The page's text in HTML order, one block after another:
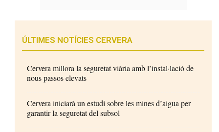
ÚLTIMES NOTÍCIES CERVERA
Cervera millora la seguretat viària amb l’instal·lació de
nous passos elevats
Cervera iniciarà un estudi sobre les mines d’aigua per
garantir la seguretat del subsol